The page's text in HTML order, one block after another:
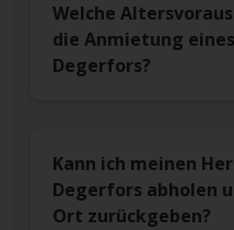
Welche
die Anmietung
Degerfors?
Kann ich meinen
Degerfors abholen
Ort zurückgeben?